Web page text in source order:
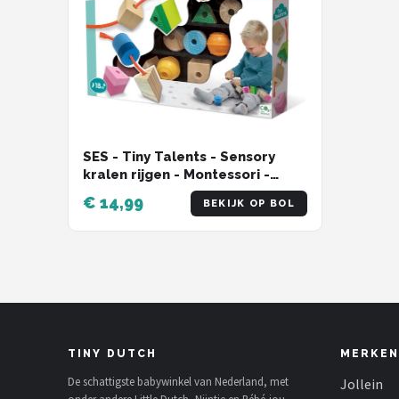
SES - Tiny Talents - Sensory
kralen rijgen - Montessori -
meerdere soorten grove kralen
- inclusief koppelsnoer
Speelgoed 2 jaar
€ 14,99 BEKIJK OP BOL
TINY DUTCH
De schattigste babywinkel van Nederland, met
MERKEN
Jollein